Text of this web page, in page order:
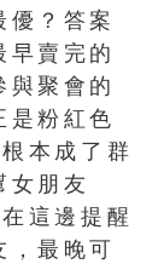
優？答案
早賣完的
與聚會的
是粉紅色
本成了群
女朋友
這邊提醒
，最晚可